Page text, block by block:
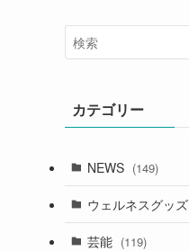
カテゴリー
NEWS (149)
ウェルネスグッズ
芸能 (119)